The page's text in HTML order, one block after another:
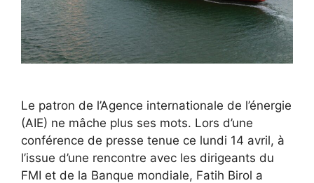
Le patron de l’Agence internationale de l’énergie
(AIE) ne mâche plus ses mots. Lors d’une
conférence de presse tenue ce lundi 14 avril, à
l’issue d’une rencontre avec les dirigeants du
FMI et de la Banque mondiale, Fatih Birol a